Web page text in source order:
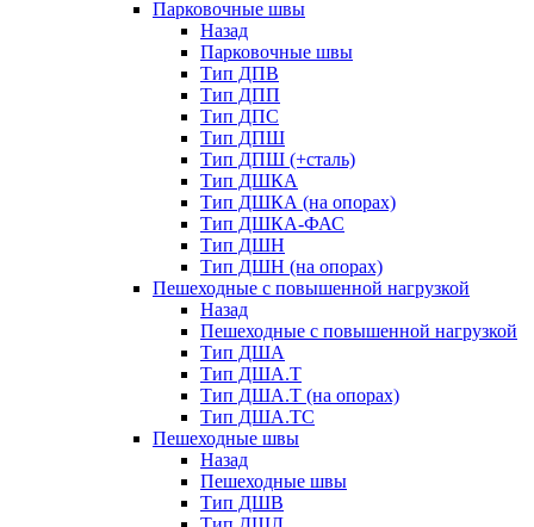
Парковочные швы
Назад
Парковочные швы
Тип ДПВ
Тип ДПП
Тип ДПС
Тип ДПШ
Тип ДПШ (+сталь)
Тип ДШКА
Тип ДШКА (на опорах)
Тип ДШКА-ФАС
Тип ДШН
Тип ДШН (на опорах)
Пешеходные с повышенной нагрузкой
Назад
Пешеходные с повышенной нагрузкой
Тип ДША
Тип ДША.Т
Тип ДША.Т (на опорах)
Тип ДША.ТС
Пешеходные швы
Назад
Пешеходные швы
Тип ДШВ